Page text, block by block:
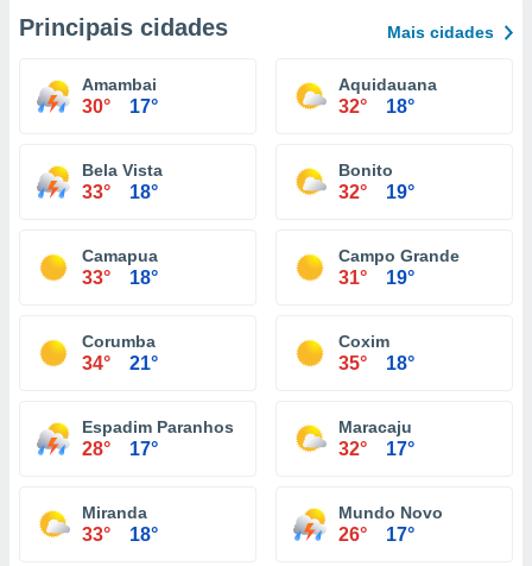
Principais cidades Mais cidades
Amambai
30° 17°
Aquidauana
32° 18°
Bela Vista
33° 18°
Bonito
32° 19°
Camapua
33° 18°
Campo Grande
31° 19°
Corumba
34° 21°
Coxim
35° 18°
Espadim Paranhos
28° 17°
Maracaju
32° 17°
Miranda
33° 18°
Mundo Novo
26° 17°